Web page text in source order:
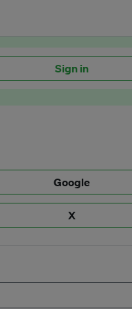
Sign in
Google
X